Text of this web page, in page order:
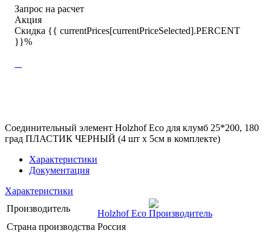
Запрос на расчет
Акция
Скидка {{ currentPrices[currentPriceSelected].PERCENT
}}%
Соединительный элемент Holzhof Eco для клумб 25*200, 180
град ПЛАСТИК ЧЕРНЫЙ (4 шт х 5см в комплекте)
Характеристики
Документация
Характеристики
Производитель
Holzhof Eco
Страна производства Россия